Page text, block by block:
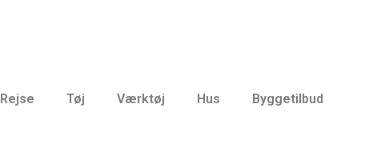
Rejse Tøj Værktøj Hus Byggetilbud